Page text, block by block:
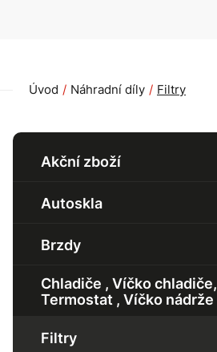
Úvod Náhradní díly Filtry
Akční zboží
Autoskla
Boční okno
Zadní okno
Čelní okno
Brzdy
Sada brzd
Chladiče , Víčko chladiče,
Termostat , Víčko nádrže
Filtry